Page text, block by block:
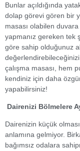
Bunlar açıldığında
dolap görevi gören bir
masası olabilen
yapmanız gereken tek
göre sahip olduğunuz
çalışma masası, hem
kendiniz için daha
yapabilirsiniz!
Dairenizi Bölmelere
Dairenizin küçük
anlamına gelmiyor.
bağımsız odalara